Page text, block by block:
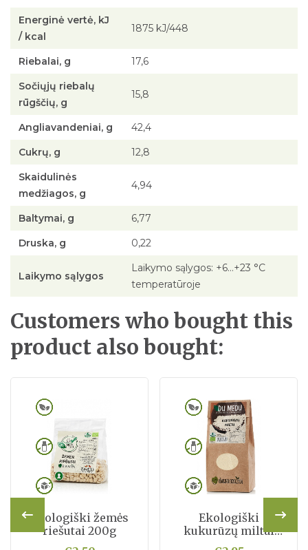
Energinė vertė, kJ
/ kcal
1875 kJ/448
Riebalai, g
17,6
Sočiųjų riebalų
rūgščių, g
15,8
Angliavandeniai, g
42,4
Cukrų, g
12,8
Skaidulinės
medžiagos, g
4,94
Baltymai, g
6,77
Druska, g
0,22
Laikymo sąlygos
Laikymo sąlygos: +6…+23 °C
temperatūroje
Customers who bought this
product also bought:
Ekologiški žemės
riešutai 200g
Ekologiški
kukurūzų miltai
500g